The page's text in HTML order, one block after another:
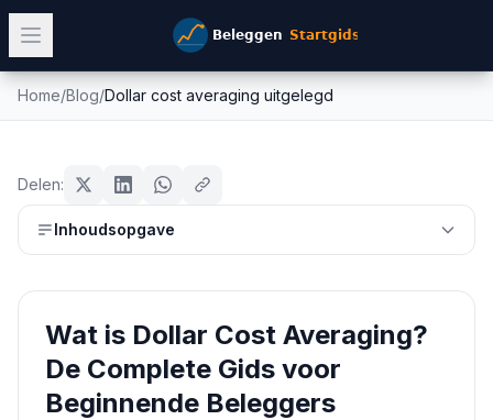
Home/Blog/Dollar cost averaging uitgelegd
Mike Schonewille
26 februari 202618min leestijdBijgewerkt:14 juli 2026
Delen:
Inhoudsopgave
Wat is Dollar Cost Averaging?
De Complete Gids voor
Beginnende Beleggers